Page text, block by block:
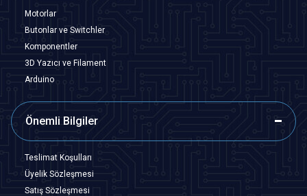
Motorlar
Butonlar ve Switchler
Komponentler
3D Yazıcı ve Filament
Arduino
Önemli Bilgiler
Teslimat Koşulları
Üyelik Sözleşmesi
Satış Sözleşmesi